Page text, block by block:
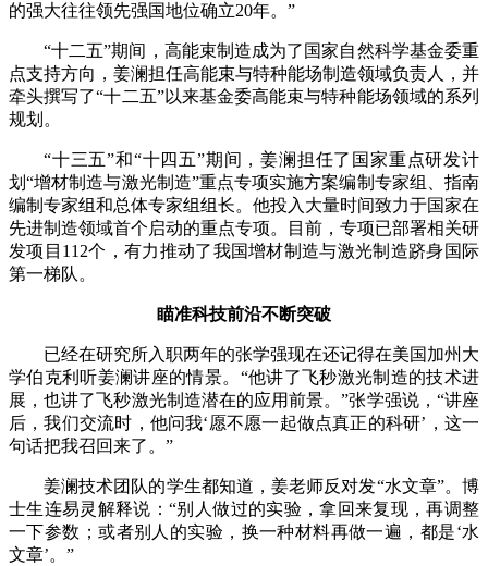
的强大往往领先强国地位确立20年。”
“十二五”期间，高能束制造成为了国家自然科学基金委重
点支持方向，姜澜担任高能束与特种能场制造领域负责人，并
牵头撰写了“十二五”以来基金委高能束与特种能场领域的系列
规划。
“十三五”和“十四五”期间，姜澜担任了国家重点研发计
划“增材制造与激光制造”重点专项实施方案编制专家组、指南
编制专家组和总体专家组组长。他投入大量时间致力于国家在
先进制造领域首个启动的重点专项。目前，专项已部署相关研
发项目112个，有力推动了我国增材制造与激光制造跻身国际
第一梯队。
瞄准科技前沿不断突破
已经在研究所入职两年的张学强现在还记得在美国加州大
学伯克利听姜澜讲座的情景。“他讲了飞秒激光制造的技术进
展，也讲了飞秒激光制造潜在的应用前景。”张学强说，“讲座
后，我们交流时，他问我‘愿不愿一起做点真正的科研’，这一
句话把我召回来了。”
姜澜技术团队的学生都知道，姜老师反对发“水文章”。博
士生连易灵解释说：“别人做过的实验，拿回来复现，再调整
一下参数；或者别人的实验，换一种材料再做一遍，都是‘水
文章’。”